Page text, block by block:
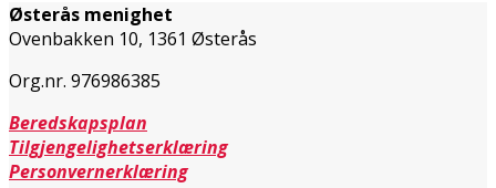
Østerås menighet
Ovenbakken 10, 1361 Østerås
Org.nr. 976986385
Beredskapsplan
Tilgjengelighetserklæring
Personvernerklæring